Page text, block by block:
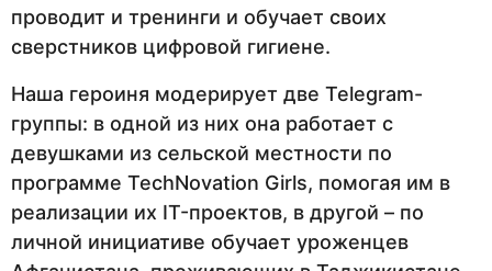
проводит и тренинги и обучает своих
сверстников цифровой гигиене.
Наша героиня модерирует две Telegram-
группы: в одной из них она работает с
девушками из сельской местности по
программе TechNovation Girls, помогая им в
реализации их IT-проектов, в другой – по
личной инициативе обучает уроженцев